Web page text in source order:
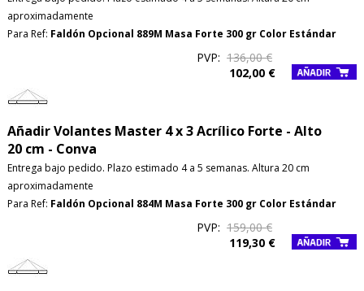
aproximadamente
Para Ref: Faldón Opcional 889M Masa Forte 300 gr Color Estándar
PVP: 136,00 €
102,00 €
Añadir Volantes Master 4 x 3 Acrílico Forte - Alto
20 cm - Conva
Entrega bajo pedido. Plazo estimado 4 a 5 semanas. Altura 20 cm
aproximadamente
Para Ref: Faldón Opcional 884M Masa Forte 300 gr Color Estándar
PVP: 159,00 €
119,30 €